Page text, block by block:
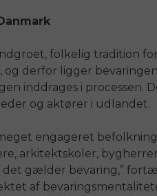
folkelig tradition
og derfor ligger
inddrages i processen.
og aktører i udlandet.
engageret
arkitektskoler,
gælder bevaring,”
af